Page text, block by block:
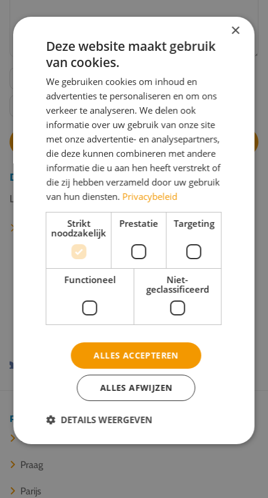
nieuwsbrief.
Ik ga akkoord met deprivacy verklaring van Travel
Inventive.
Direct jouw schoolreis offerte aanvragen?
Laat in 2 minuten je wensen achter!
Schoolreis offerte aanvragen
Onze reispartners
Populaire bestemmingen
Berlijn
Praag
Parijs
×
Deze website maakt gebruik
van cookies.
We gebruiken cookies om inhoud en
advertenties te personaliseren en om ons
verkeer te analyseren. We delen ook
informatie over uw gebruik van onze site
met onze advertentie- en analysepartners,
die deze kunnen combineren met andere
informatie die u aan hen heeft verstrekt of
die zij hebben verzameld door uw gebruik
van hun diensten. Privacybeleid
Strikt
noodzakelijk
Prestatie Targeting
Functioneel
Niet-
geclassificeerd
ALLES ACCEPTEREN
ALLES AFWIJZEN
DETAILS WEERGEVEN